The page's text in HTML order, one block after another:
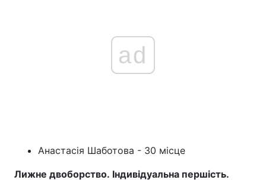
ad
Анастасія Шаботова - 30 місце
Лижне двоборство. Індивідуальна першість.